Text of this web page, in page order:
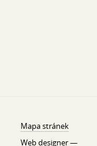
Mapa stránek
Web designer —